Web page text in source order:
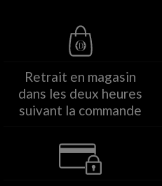
Retrait en magasin
dans les deux heures
suivant la commande